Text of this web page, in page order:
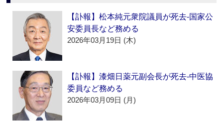
【訃報】松本純元衆院議員が死去‐国家公
安委員長など務める
2026年03月19日 (木)
【訃報】漆畑日薬元副会長が死去‐中医協
委員など務める
2026年03月09日 (月)